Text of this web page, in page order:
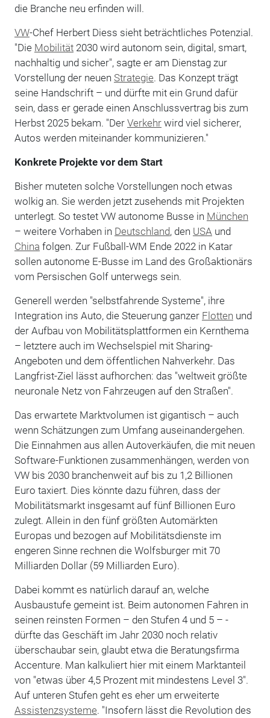
die Branche neu erfinden will.
VW-Chef Herbert Diess sieht beträchtliches Potenzial.
"Die Mobilität2030 wird autonom sein, digital, smart,
nachhaltig und sicher", sagte er am Dienstag zur
Vorstellung der neuen Strategie. Das Konzept trägt
seine Handschrift – und dürfte mit ein Grund dafür
sein, dass er gerade einen Anschlussvertrag bis zum
Herbst 2025 bekam. "Der Verkehrwird viel sicherer,
Autos werden miteinander kommunizieren."
Konkrete Projekte vor dem Start
Bisher muteten solche Vorstellungen noch etwas
wolkig an. Sie werden jetzt zusehends mit Projekten
unterlegt. So testet VW autonome Busse in München
– weitere Vorhaben in Deutschland, den USA und
China folgen. Zur Fußball-WM Ende 2022 in Katar
sollen autonome E-Busse im Land des Großaktionärs
vom Persischen Golf unterwegs sein.
Generell werden "selbstfahrende Systeme", ihre
Integration ins Auto, die Steuerung ganzer Flotten und
der Aufbau von Mobilitätsplattformen ein Kernthema
– letztere auch im Wechselspiel mit Sharing-
Angeboten und dem öffentlichen Nahverkehr. Das
Langfrist-Ziel lässt aufhorchen: das "weltweit größte
neuronale Netz von Fahrzeugen auf den Straßen".
Das erwartete Marktvolumen ist gigantisch – auch
wenn Schätzungen zum Umfang auseinandergehen.
Die Einnahmen aus allen Autoverkäufen, die mit neuen
Software-Funktionen zusammenhängen, werden von
VW bis 2030 branchenweit auf bis zu 1,2 Billionen
Euro taxiert. Dies könnte dazu führen, dass der
Mobilitätsmarkt insgesamt auf fünf Billionen Euro
zulegt. Allein in den fünf größten Automärkten
Europas und bezogen auf Mobilitätsdienste im
engeren Sinne rechnen die Wolfsburger mit 70
Milliarden Dollar (59 Milliarden Euro).
Dabei kommt es natürlich darauf an, welche
Ausbaustufe gemeint ist. Beim autonomen Fahren in
seinen reinsten Formen – den Stufen 4 und 5 – -
dürfte das Geschäft im Jahr 2030 noch relativ
überschaubar sein, glaubt etwa die Beratungsfirma
Accenture. Man kalkuliert hier mit einem Marktanteil
von "etwas über 4,5 Prozent mit mindestens Level 3".
Auf unteren Stufen geht es eher um erweiterte
Assistenzsysteme. "Insofern lässt die Revolution des